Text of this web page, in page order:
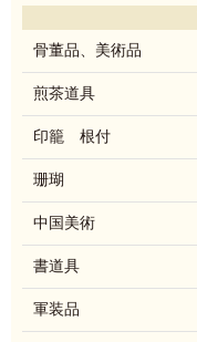
骨董品、美術品
煎茶道具
印籠 根付
珊瑚
中国美術
書道具
軍装品